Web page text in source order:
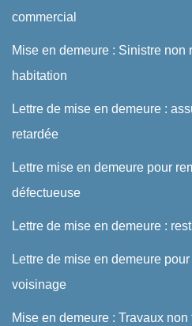
commercial
Mise en demeure : Sinistre non
habitation
Lettre de mise en demeure :
retardée
Lettre mise en demeure pour
défectueuse
Lettre de mise en demeure :
Lettre de mise en demeure
voisinage
Mise en demeure : Travaux